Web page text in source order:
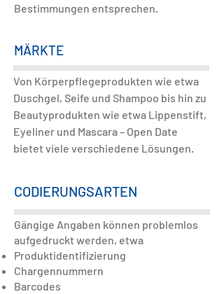
Bestimmungen entsprechen.
MÄRKTE
Von Körperpflegeprodukten wie etwa
Duschgel, Seife und Shampoo bis hin zu
Beautyprodukten wie etwa Lippenstift,
Eyeliner und Mascara – Open Date
bietet viele verschiedene Lösungen.
CODIERUNGSARTEN
Gängige Angaben können problemlos
aufgedruckt werden, etwa
Produktidentifizierung
Chargennummern
Barcodes